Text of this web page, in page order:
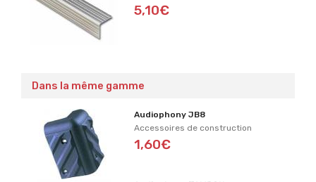
5,10€
Dans la même gamme
Audiophony JB8
Accessoires de construction
1,60€